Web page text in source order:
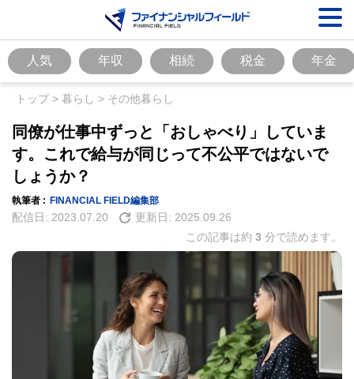
人気 年収 相続 税金 年金
トップ> 暮らし > その他暮らし
同僚が仕事中ずっと「おしゃべり」していま
す。これで給与が同じって不公平ではないで
しょうか？
執筆者 : FINANCIAL FIELD編集部
配信日: 2023.07.20 更新日: 2025.09.26
この記事は約 3 分で読めます。